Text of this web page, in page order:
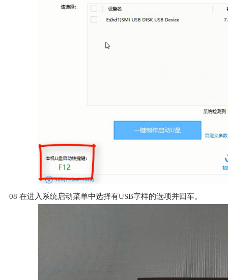
08 在进入系统启动菜单中选择有USB字样的选项并回车。